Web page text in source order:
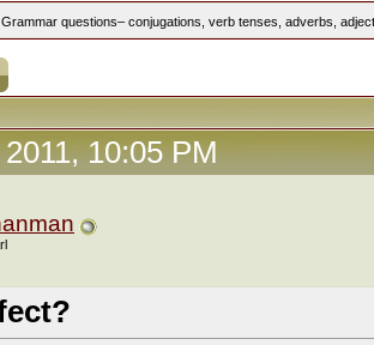
Grammar questions– conjugations, verb tenses, adverbs,
10:05 PM